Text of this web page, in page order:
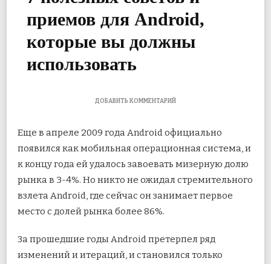
приемов для Android,
которые вы должны
использовать
ДОБАВИТЬ КОММЕНТАРИЙК
ПОЛЕЗНЫХ
И
ПРИЕМОВ
ANDROID,
КОТОРЫЕ
Еще в апреле 2009 года Android официально
появился как мобильная операционная система, и
к концу года ей удалось завоевать мизерную долю
рынка в 3-4%. Но никто не ожидал стремительного
взлета Android, где сейчас он занимаетпервое
место с долей рынка более 86%.
За прошедшие годы Android претерпел ряд
изменений и итераций, и становился только